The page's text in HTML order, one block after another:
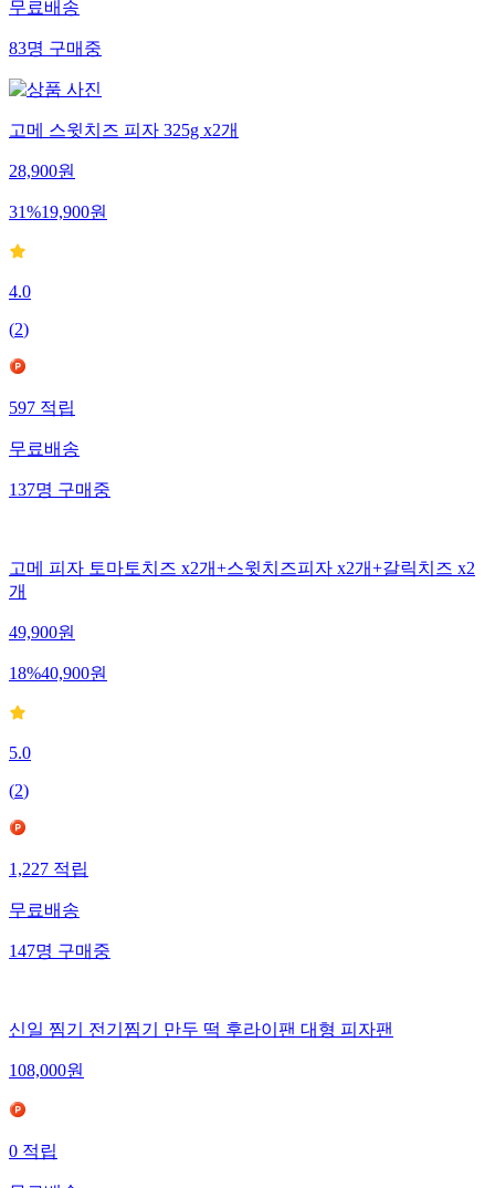
무료배송
83명구매중
고메 스윗치즈 피자 325g x2개
28,900원
31%19,900원
4.0
(2)
597적립
무료배송
137명구매중
고메 피자 토마토치즈 x2개+스윗치즈피자 x2개+갈릭치즈 x2
개
49,900원
18%40,900원
5.0
(2)
1,227적립
무료배송
147명구매중
신일 찜기 전기찜기 만두 떡 후라이팬 대형 피자팬
108,000원
0적립